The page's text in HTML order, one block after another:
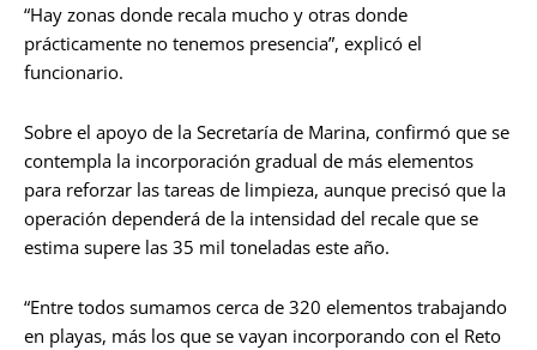
“Hay zonas donde recala mucho y otras donde
prácticamente no tenemos presencia”, explicó el
funcionario.
Sobre el apoyo de la Secretaría de Marina, confirmó que se
contempla la incorporación gradual de más elementos
para reforzar las tareas de limpieza, aunque precisó que la
operación dependerá de la intensidad del recale que se
estima supere las 35 mil toneladas este año.
“Entre todos sumamos cerca de 320 elementos trabajando
en playas, más los que se vayan incorporando con el Reto